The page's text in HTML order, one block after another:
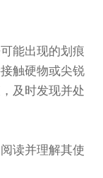
能出现的划痕
触硬物或尖锐
及时发现并处
读并理解其使